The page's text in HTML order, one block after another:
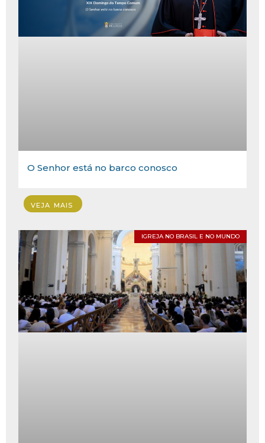
O Senhor está no barco conosco
VEJA MAIS
IGREJA NO BRASIL E NO MUNDO